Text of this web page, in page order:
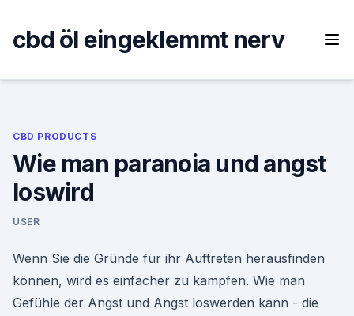
content
cbd öl eingeklemmt nerv
CBD PRODUCTS
Wie man paranoia und angst
loswird
USER
Wenn Sie die Gründe für ihr Auftreten herausfinden
können, wird es einfacher zu kämpfen. Wie man
Gefühle der Angst und Angst loswerden kann - die